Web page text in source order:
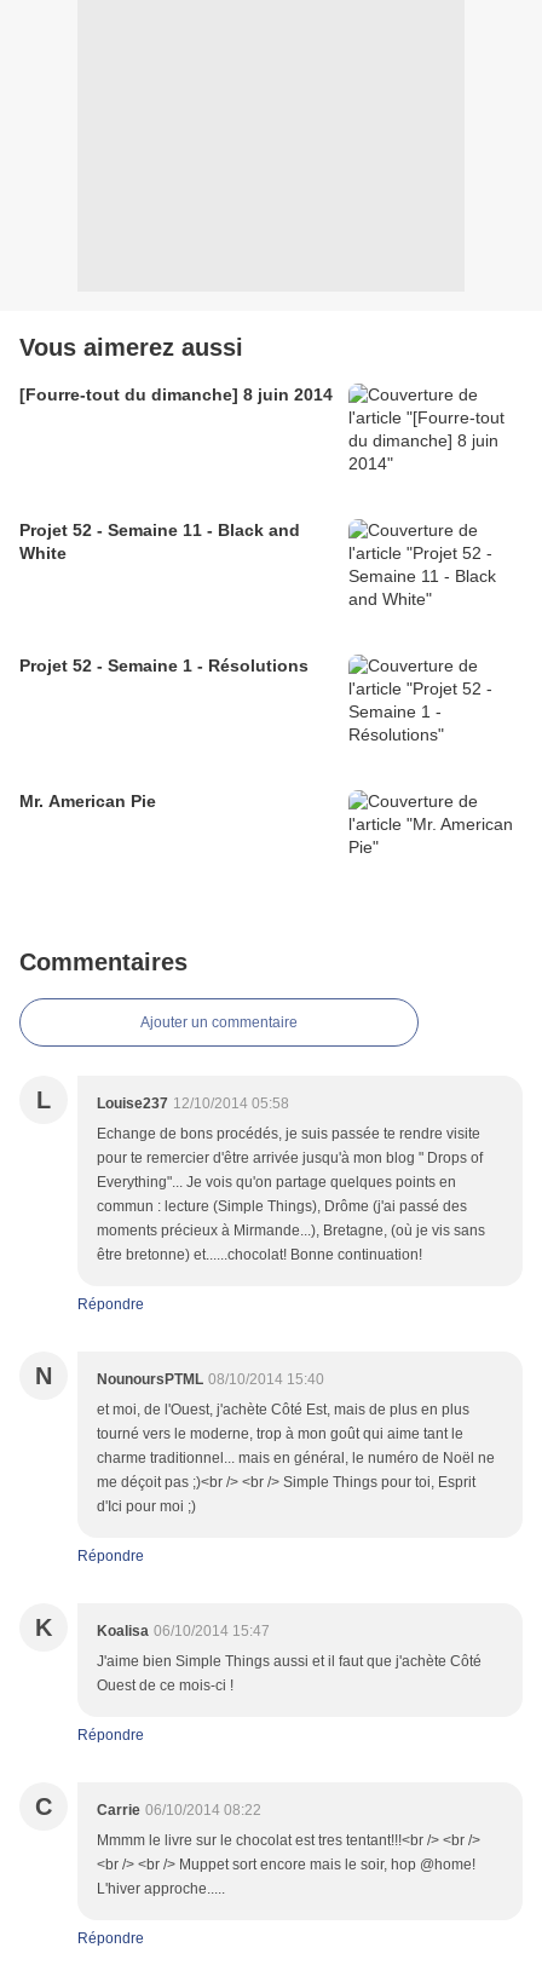
Vous aimerez aussi
[Fourre-tout du dimanche] 8 juin 2014
Projet 52 - Semaine 11 - Black and
White
Projet 52 - Semaine 1 - Résolutions
Mr. American Pie
Commentaires
Ajouter un commentaire
L Louise237 12/10/2014 05:58
Echange de bons procédés, je suis passée te rendre visite
pour te remercier d'être arrivée jusqu'à mon blog " Drops of
Everything"... Je vois qu'on partage quelques points en
commun : lecture (Simple Things), Drôme (j'ai passé des
moments précieux à Mirmande...), Bretagne, (où je vis sans
être bretonne) et......chocolat! Bonne continuation!
Répondre
N NounoursPTML 08/10/2014 15:40
et moi, de l'Ouest, j'achète Côté Est, mais de plus en plus
tourné vers le moderne, trop à mon goût qui aime tant le
charme traditionnel... mais en général, le numéro de Noël ne
me déçoit pas ;)<br /> <br /> Simple Things pour toi, Esprit
d'Ici pour moi ;)
Répondre
K Koalisa 06/10/2014 15:47
J'aime bien Simple Things aussi et il faut que j'achète Côté
Ouest de ce mois-ci !
Répondre
C Carrie 06/10/2014 08:22
Mmmm le livre sur le chocolat est tres tentant!!!<br /> <br />
<br /> <br /> Muppet sort encore mais le soir, hop @home!
L'hiver approche.....
Répondre